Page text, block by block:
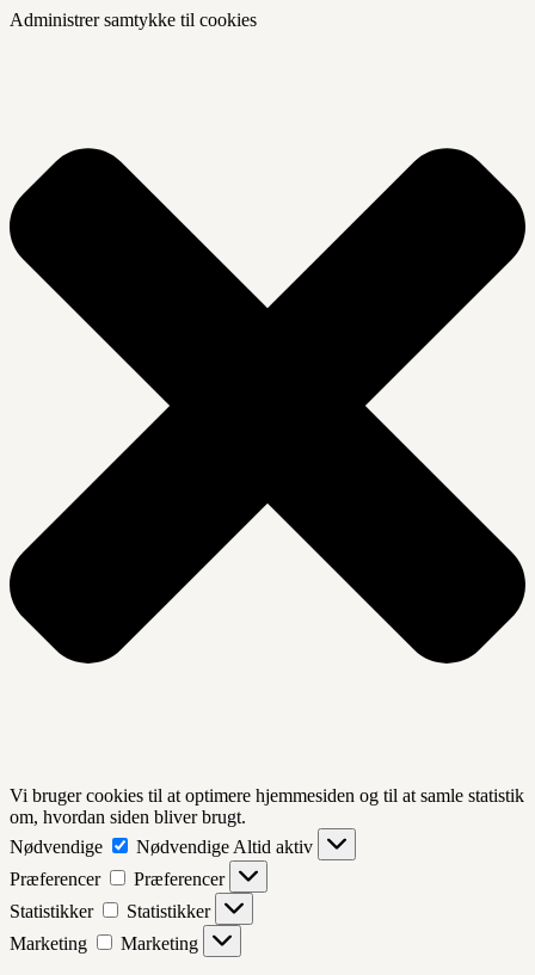
Administrer samtykke til cookies
Vi bruger cookies til at optimere hjemmesiden og til at samle statistik
om, hvordan siden bliver brugt.
Nødvendige
Nødvendige Altid aktiv
Præferencer
Præferencer
Statistikker
Statistikker
Marketing
Marketing